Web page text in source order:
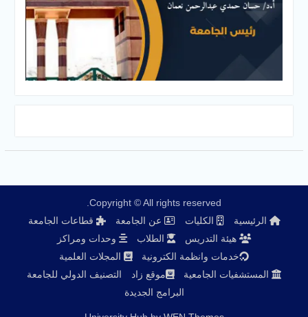
Copyright © All rights reserved.
الكليات
عن الجامعة
قطاعات الجامعة
الطلاب
وحدات ومراكز
وانظمة الكترونية
المجلات العلمية
الجامعية
موقع زاد
التصنيف الدولي للجامعة